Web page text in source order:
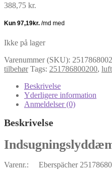
388,75 kr.
Ikke på lager
Varenummer (SKU):
tilbehør Tags: 251786800200, luft
Beskrivelse
Yderligere information
Anmeldelser (0)
Beskrivelse
Varenr.: Eberspächer